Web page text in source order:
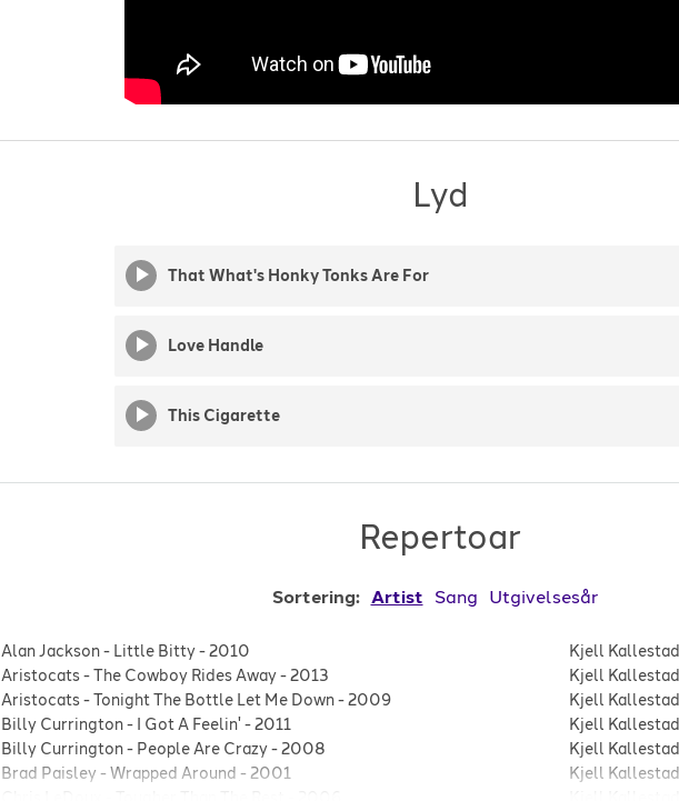
Lyd
That What's Honky Tonks Are For
Love Handle
This Cigarette
Repertoar
Sortering: Artist Sang Utgivelsesår
Alan Jackson- Little Bitty-2010
Aristocats-The Cowboy Rides Away-2013
Aristocats-Tonight The Bottle Let Me Down-2009
Billy Currington- I Got A Feelin' -2011
Billy Currington- People Are Crazy-2008
Brad Paisley - Wrapped Around - 2001
Kjell Kallestad
Kjell Kallestad
Kjell Kallestad
Kjell Kallestad
Kjell Kallestad
Kjell Kallestad